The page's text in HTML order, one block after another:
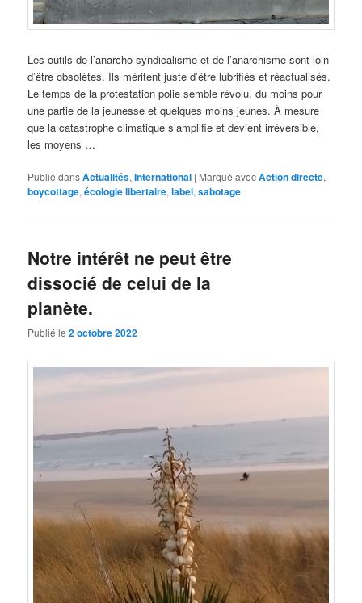
Les outils de l’anarcho-syndicalisme et de l’anarchisme sont loin
d’être obsolètes. Ils méritent juste d’être lubrifiés et réactualisés.
Le temps de la protestation polie semble révolu, du moins pour
une partie de la jeunesse et quelques moins jeunes. À mesure
que la catastrophe climatique s’amplifie et devient irréversible,
les moyens …
Publié dansActualités,International | Marqué avecAction directe,
boycottage,écologie libertaire,label,sabotage
Notre intérêt ne peut être
dissocié de celui de la
planète.
Publié le2 octobre 2022